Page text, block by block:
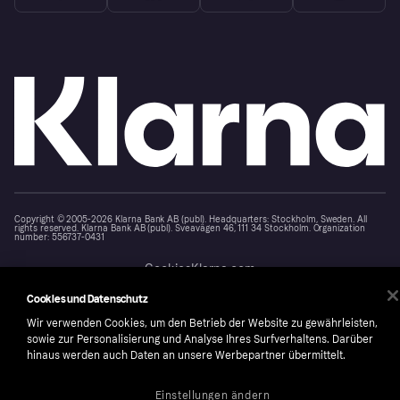
Copyright © 2005-2026 Klarna Bank AB (publ). Headquarters: Stockholm, Sweden. All
rights reserved. Klarna Bank AB (publ). Sveavägen 46, 111 34 Stockholm. Organization
number: 556737-0431
CookiesKlarna.com
Cookies und Datenschutz
Wir verwenden Cookies, um den Betrieb der Website zu gewährleisten,
sowie zur Personalisierung und Analyse Ihres Surfverhaltens. Darüber
hinaus werden auch Daten an unsere Werbepartner übermittelt.
Einstellungen ändern